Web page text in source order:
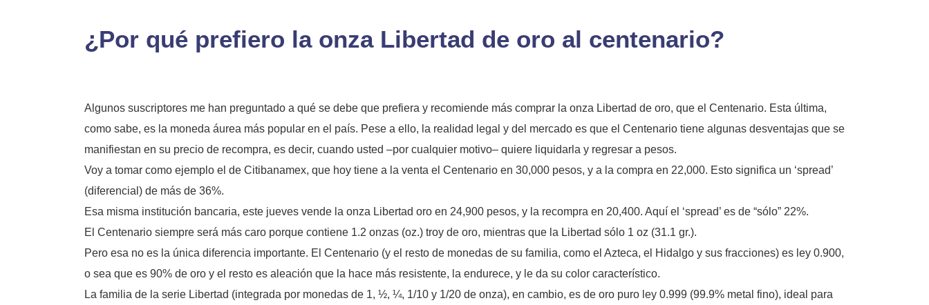
¿Por qué prefiero la onza Libertad de oro al centenario?
Algunos suscriptores me han preguntado a qué se debe que prefiera y recomiende más comprar la onza Libertad de oro, que el Centenario. Esta última,
como sabe, es la moneda áurea más popular en el país. Pese a ello, la realidad legal y del mercado es que el Centenario tiene algunas desventajas que se
manifiestan en su precio de recompra, es decir, cuando usted –por cualquier motivo– quiere liquidarla y regresar a pesos.
Voy a tomar como ejemplo el de Citibanamex, que hoy tiene a la venta el Centenario en 30,000 pesos, y a la compra en 22,000. Esto significa un ‘spread’
(diferencial) de más de 36%.
Esa misma institución bancaria, este jueves vende la onza Libertad oro en 24,900 pesos, y la recompra en 20,400. Aquí el ‘spread’ es de “sólo” 22%.
El Centenario siempre será más caro porque contiene 1.2 onzas (oz.) troy de oro, mientras que la Libertad sólo 1 oz (31.1 gr.).
Pero esa no es la única diferencia importante. El Centenario (y el resto de monedas de su familia, como el Azteca, el Hidalgo y sus fracciones) es ley 0.900,
o sea que es 90% de oro y el resto es aleación que la hace más resistente, la endurece, y le da su color característico.
La familia de la serie Libertad (integrada por monedas de 1, ½, ¼, 1/10 y 1/20 de onza), en cambio, es de oro puro ley 0.999 (99.9% metal fino), ideal para